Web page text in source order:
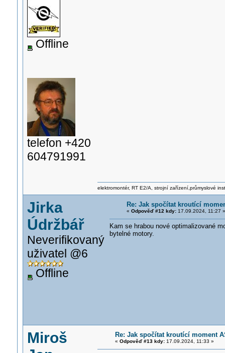
Offline
telefon +420
604791991
elektromontér, RT E2/A, strojní zařízení,průmyslové
Jirka
Údržbář
Neverifikovaný
uživatel @6
Offline
Re: Jak spočítat kroutící
« Odpověď #12 kdy:17.09.2024, 11:27 »
Kam se hrabou nové optimalizované
bytelné motory.
Miroš
Re: Jak spočítat kroutící moment
« Odpověď #13 kdy:17.09.2024, 11:33 »